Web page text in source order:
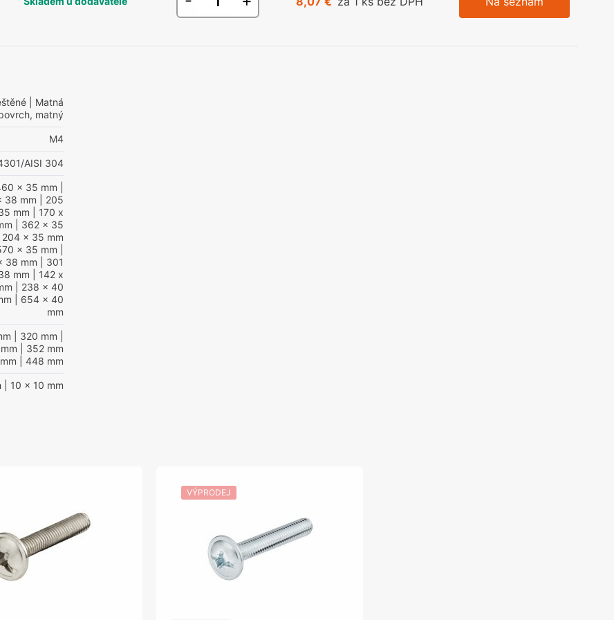
| Matná
matný
M4
AISI 304
x 35 mm
38 mm | 205
mm | 170 x
| 362 x 35
204 x 35 mm
x 35 mm
38 mm | 301
mm | 142 x
| 238 x 40
| 654 x 40
mm
| 320 mm
| 352 mm
| 448 mm
| 10 x 10 mm
VÝPRODEJ